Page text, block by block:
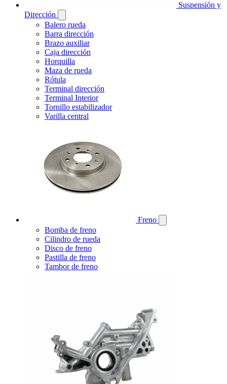
Suspensión y
Dirección
Balero rueda
Barra dirección
Brazo auxiliar
Caja dirección
Horquilla
Maza de rueda
Rótula
Terminal dirección
Terminal Interior
Tornillo estabilizador
Varilla central
Freno
Bomba de freno
Cilindro de rueda
Disco de freno
Pastilla de freno
Tambor de freno